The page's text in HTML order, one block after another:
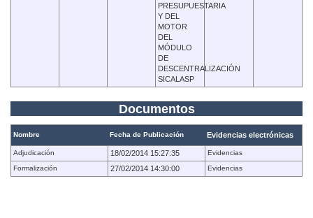
PRESUPUESTARIA
Y DEL
MOTOR
DEL
MÓDULO
DE
DESCENTRALIZACIÓN
SICALASP
Documentos
Nombre Fecha de Publicación Evidencias electrónicas
Adjudicación 18/02/2014 15:27:35
Evidencias
Formalización
27/02/2014 14:30:00 Evidencias